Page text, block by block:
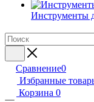
Инструменты
Сравнение0
Избранные
Корзина 0